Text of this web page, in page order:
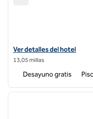
Ver detalles del hotel
Ver detalles del hotel
13,05 millas
Desayuno gratis
1 de 12